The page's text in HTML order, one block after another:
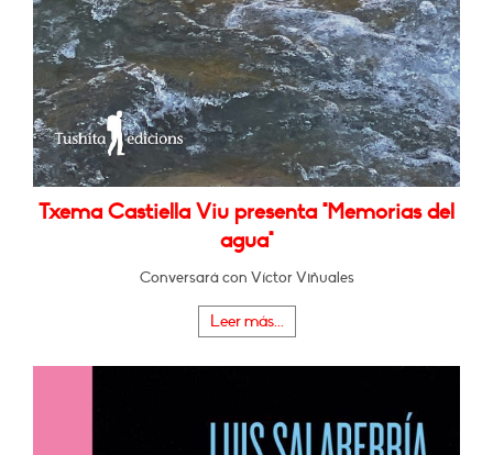
Txema Castiella Viu presenta "Memorias del
agua"
Conversará con Víctor Viñuales
Leer más...